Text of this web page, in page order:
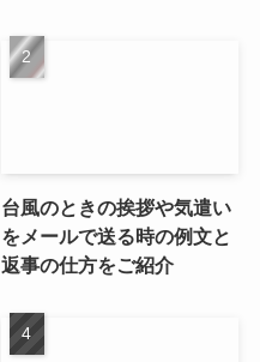
台風のときの挨拶や気遣い
をメールで送る時の例文と
返事の仕方をご紹介